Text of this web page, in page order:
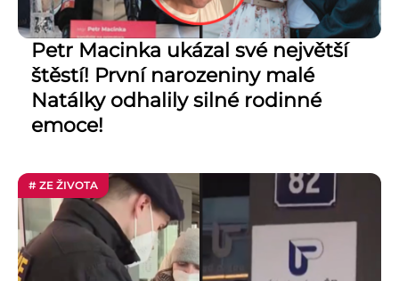
Petr Macinka ukázal své největší
štěstí! První narozeniny malé
Natálky odhalily silné rodinné
emoce!
# ZE ŽIVOTA